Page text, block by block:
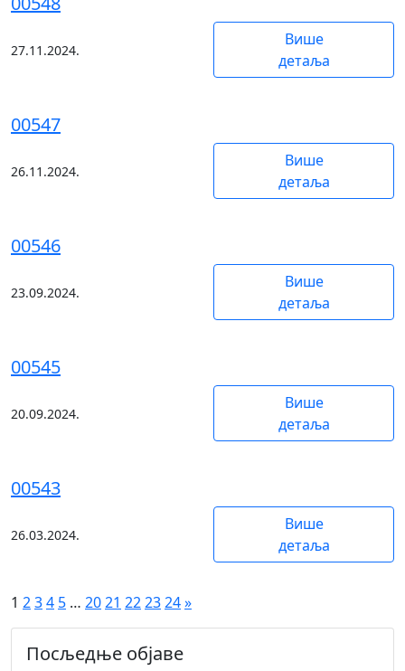
27.11.2024.
Више
детаља
00547
26.11.2024.
Више
детаља
00546
23.09.2024.
Више
детаља
00545
20.09.2024.
Више
детаља
00543
26.03.2024.
Више
детаља
1 234 5 … 2021 222324»
Посљедње објаве